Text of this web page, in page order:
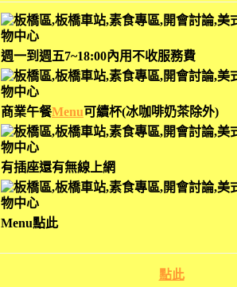
週一到週五7~18:00內用不收服務費
商業午餐Menu可續杯(冰咖啡奶茶除外)
有插座還有無線上網
Menu點此
點此